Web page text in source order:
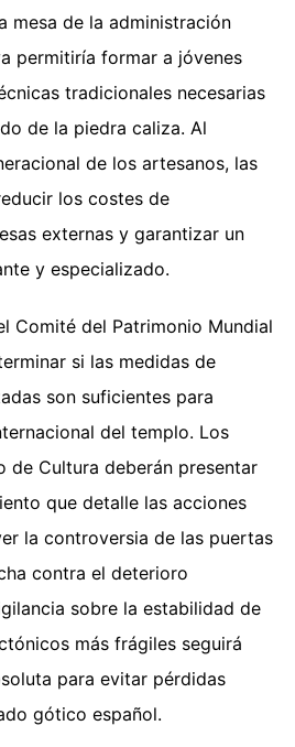
mesa de la administración
permitiría formar a jóvenes
tradicionales necesarias
de la piedra caliza. Al
de los artesanos, las
los costes de
externas y garantizar un
y especializado.
Comité del Patrimonio Mundial
si las medidas de
son suficientes para
del templo. Los
de Cultura deberán presentar
que detalle las acciones
la controversia de las puertas
contra el deterioro
sobre la estabilidad de
más frágiles seguirá
para evitar pérdidas
gótico español.